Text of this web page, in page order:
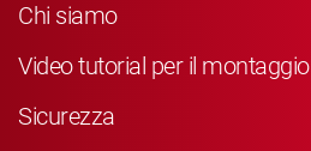
Chi siamo
Video tutorial per il montaggio
Sicurezza